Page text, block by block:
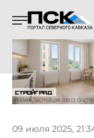
09 июля 2025,